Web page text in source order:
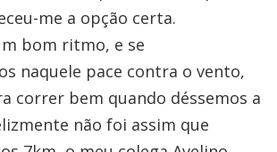
me a opção certa.
bom ritmo, e se
naquele pace contra o vento,
correr bem quando déssemos a
não foi assim que